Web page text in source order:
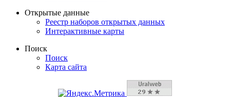
Открытые данные
Реестр наборов открытых данных
Интерактивные карты
Поиск
Поиск
Карта сайта